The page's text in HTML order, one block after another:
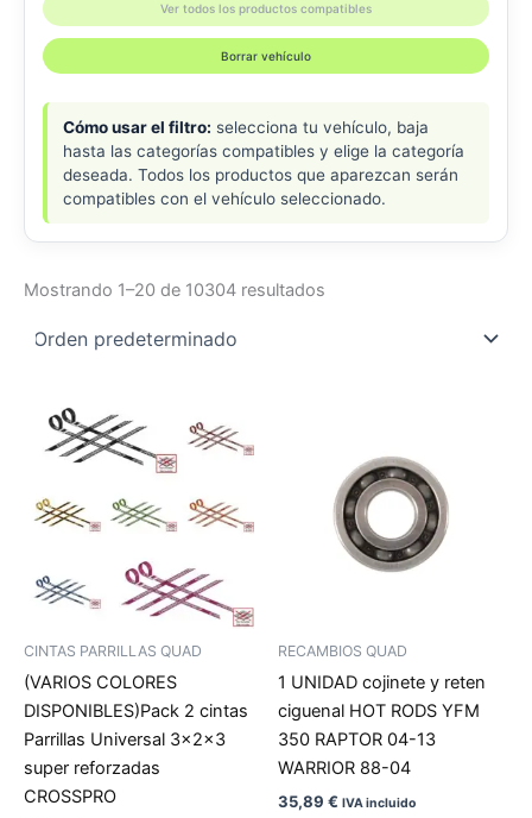
Ver todos los productos compatibles
Borrar vehículo
Cómo usar el filtro: selecciona tu vehículo, baja
hasta las categorías compatibles y elige la categoría
deseada. Todos los productos que aparezcan serán
compatibles con el vehículo seleccionado.
Mostrando 1–20 de 10304 resultados
CINTAS PARRILLAS QUAD
(VARIOS COLORES
DISPONIBLES)Pack 2 cintas
Parrillas Universal 3x2x3
super reforzadas
CROSSPRO
RECAMBIOS QUAD
1 UNIDAD cojinete y reten
ciguenal HOT RODS YFM
350 RAPTOR 04-13
WARRIOR 88-04
35,89 € IVA incluido